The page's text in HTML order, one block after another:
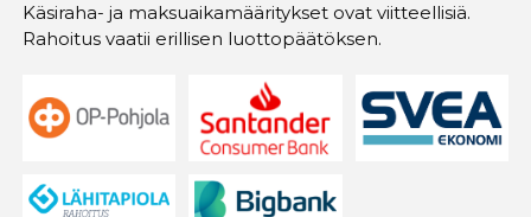
Käsiraha- ja maksuaikamääritykset ovat viitteellisiä.
Rahoitus vaatii erillisen luottopäätöksen.